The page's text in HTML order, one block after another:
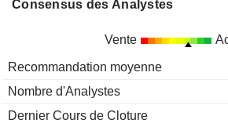
Consensus des Analystes
Vente
Recommandation moyenne
Nombre d'Analystes
Dernier Cours de Cloture